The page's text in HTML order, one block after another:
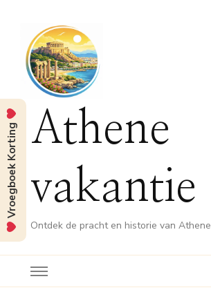
Athene
vakantie
Ontdek de pracht en historie van Athene
Vroegboek Korting